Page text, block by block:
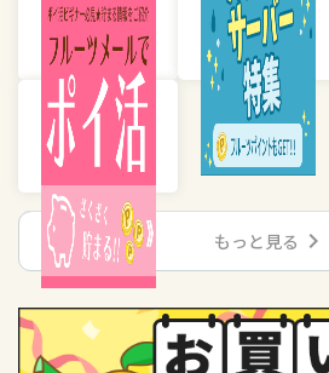
もっと見る chevron_right